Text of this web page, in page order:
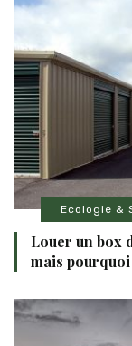
Ecologie &
Louer un box
mais